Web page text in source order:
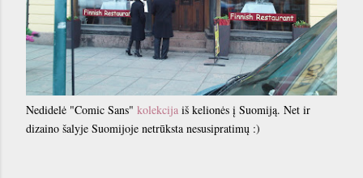
Nedidelė "Comic Sans" kolekcija iš kelionės į Suomiją. Net ir
dizaino šalyje Suomijoje netrūksta nesusipratimų :)